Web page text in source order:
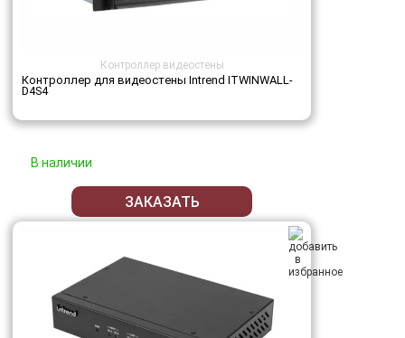
Контроллер видеостены
Контроллер для видеостены Intrend ITWINWALL-
D4S4
В наличии
ЗАКАЗАТЬ